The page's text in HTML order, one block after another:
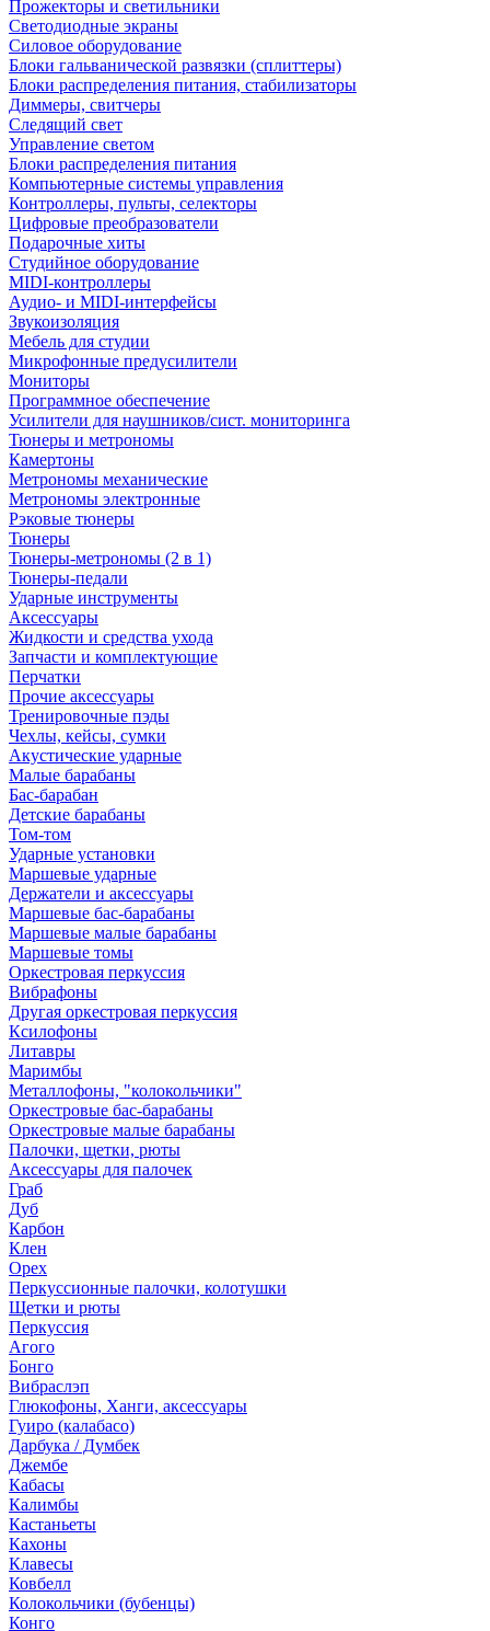
Прожекторы и светильники
Светодиодные экраны
Силовое оборудование
Блоки гальванической развязки (сплиттеры)
Блоки распределения питания, стабилизаторы
Диммеры, свитчеры
Следящий свет
Управление светом
Блоки распределения питания
Компьютерные системы управления
Контроллеры, пульты, селекторы
Цифровые преобразователи
Подарочные хиты
Студийное оборудование
MIDI-контроллеры
Аудио- и MIDI-интерфейсы
Звукоизоляция
Мебель для студии
Микрофонные предусилители
Мониторы
Программное обеспечение
Усилители для наушников/сист. мониторинга
Тюнеры и метрономы
Камертоны
Метрономы механические
Метрономы электронные
Рэковые тюнеры
Тюнеры
Тюнеры-метрономы (2 в 1)
Тюнеры-педали
Ударные инструменты
Аксессуары
Жидкости и средства ухода
Запчасти и комплектующие
Перчатки
Прочие аксессуары
Тренировочные пэды
Чехлы, кейсы, сумки
Акустические ударные
Mалые барабаны
Бас-барабан
Детские барабаны
Том-том
Ударные установки
Маршевые ударные
Держатели и аксессуары
Маршевые бас-барабаны
Маршевые малые барабаны
Маршевые томы
Оркестровая перкуссия
Вибрафоны
Другая оркестровая перкуссия
Ксилофоны
Литавры
Маримбы
Металлофоны, "колокольчики"
Оркестровые бас-барабаны
Оркестровые малые барабаны
Палочки, щетки, рюты
Аксессуары для палочек
Граб
Дуб
Карбон
Клен
Орех
Перкуссионные палочки, колотушки
Щетки и рюты
Перкуссия
Агого
Бонго
Вибраслэп
Глюкофоны, Ханги, аксессуары
Гуиро (калабасо)
Дарбука / Думбек
Джембе
Кабасы
Калимбы
Кастаньеты
Кахоны
Клавесы
Ковбелл
Колокольчики (бубенцы)
Конго